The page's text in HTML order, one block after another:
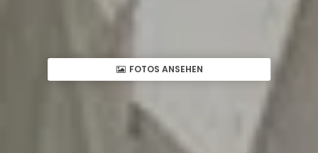
FOTOS ANSEHEN